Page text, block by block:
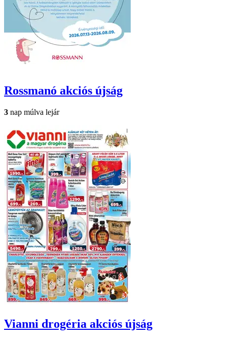
Rossmanó akciós újság
3 nap múlva lejár
Vianni drogéria akciós újság